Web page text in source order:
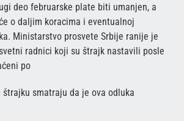
deo februarske plate biti umanjen, a
o daljim koracima i eventualnoj
Ministarstvo prosvete Srbije ranije je
radnici koji su štrajk nastavili posle
po
smatraju da je ova odluka